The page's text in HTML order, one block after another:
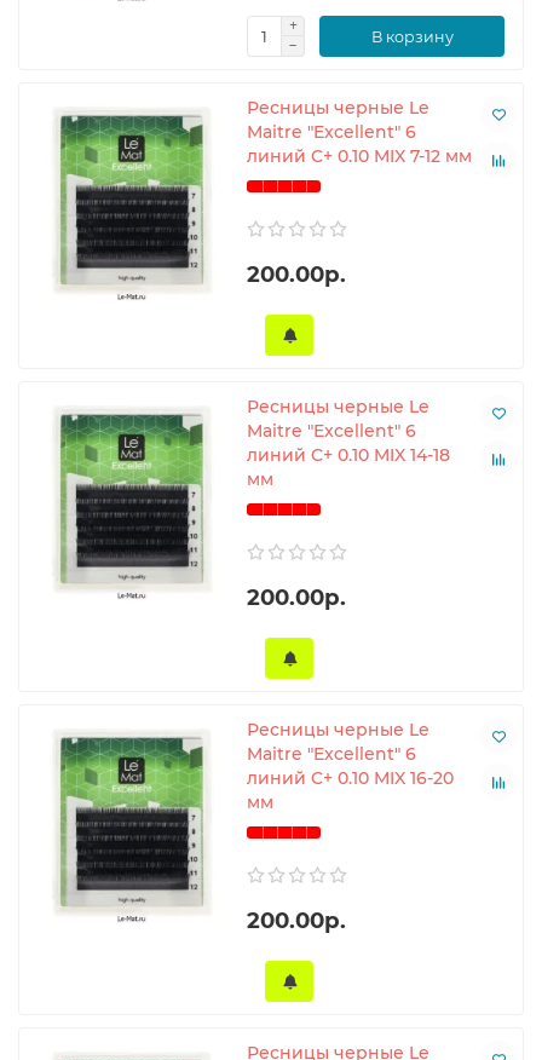
В корзину
Ресницы черные Le
Maitre "Excellent" 6
линий C+ 0.10 MIX 7-12 мм
200.00р.
Ресницы черные Le
Maitre "Excellent" 6
линий C+ 0.10 MIX 14-18
мм
200.00р.
Ресницы черные Le
Maitre "Excellent" 6
линий C+ 0.10 MIX 16-20
мм
200.00р.
Ресницы черные Le